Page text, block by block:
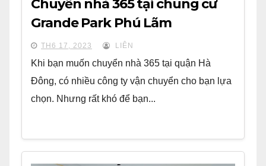
Chuyển nhà 365 tại chung cư
Grande Park Phú Lãm
TH6 17, 2023 LIÊN
Khi bạn muốn chuyển nhà 365 tại quận Hà
Đông, có nhiều công ty vận chuyển cho bạn lựa
chọn. Nhưng rất khó để bạn...